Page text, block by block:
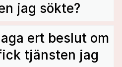
jag sökte?
ert beslut om
tjänsten jag